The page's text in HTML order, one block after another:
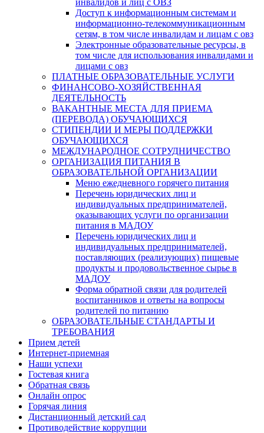
Доступ к информационным системам и
информационно-телекоммуникационным
сетям, в том числе инвалидам и лицам с овз
Электронные образовательные ресурсы, в
том числе для использования инвалидами и
лицами с овз
ПЛАТНЫЕ ОБРАЗОВАТЕЛЬНЫЕ УСЛУГИ
ФИНАНСОВО-ХОЗЯЙСТВЕННАЯ
ДЕЯТЕЛЬНОСТЬ
ВАКАНТНЫЕ МЕСТА ДЛЯ ПРИЕМА
(ПЕРЕВОДА) ОБУЧАЮЩИХСЯ
СТИПЕНДИИ И МЕРЫ ПОДДЕРЖКИ
ОБУЧАЮЩИХСЯ
МЕЖДУНАРОДНОЕ СОТРУДНИЧЕСТВО
ОРГАНИЗАЦИЯ ПИТАНИЯ В
ОБРАЗОВАТЕЛЬНОЙ ОРГАНИЗАЦИИ
Меню ежедневного горячего питания
Перечень юридических лиц и
индивидуальных предпринимателей,
оказывающих услуги по организации
питания в МАДОУ
Перечень юридических лиц и
индивидуальных предпринимателей,
поставляющих (реализующих) пищевые
продукты и продовольственное сырье в
МАДОУ
Форма обратной связи для родителей
воспитанников и ответы на вопросы
родителей по питанию
ОБРАЗОВАТЕЛЬНЫЕ СТАНДАРТЫ И
ТРЕБОВАНИЯ
Прием детей
Интернет-приемная
Наши успехи
Гостевая книга
Обратная связь
Онлайн опрос
Горячая линия
Дистанционный детский сад
Противодействие коррупции